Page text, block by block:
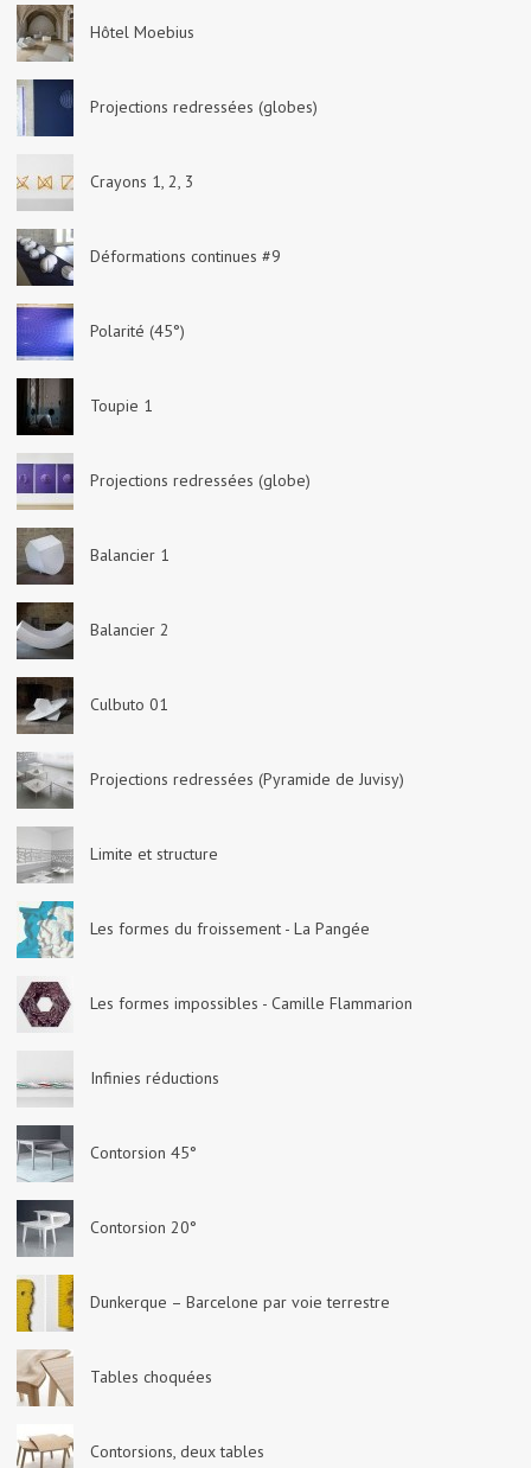
Hôtel Moebius
Projections redressées (globes)
Crayons 1, 2, 3
Déformations continues #9
Polarité (45°)
Toupie 1
Projections redressées (globe)
Balancier 1
Balancier 2
Culbuto 01
Projections redressées (Pyramide de Juvisy)
Limite et structure
Les formes du froissement - La Pangée
Les formes impossibles - Camille Flammarion
Infinies réductions
Contorsion 45°
Contorsion 20°
Dunkerque – Barcelone par voie terrestre
Tables choquées
Contorsions, deux tables